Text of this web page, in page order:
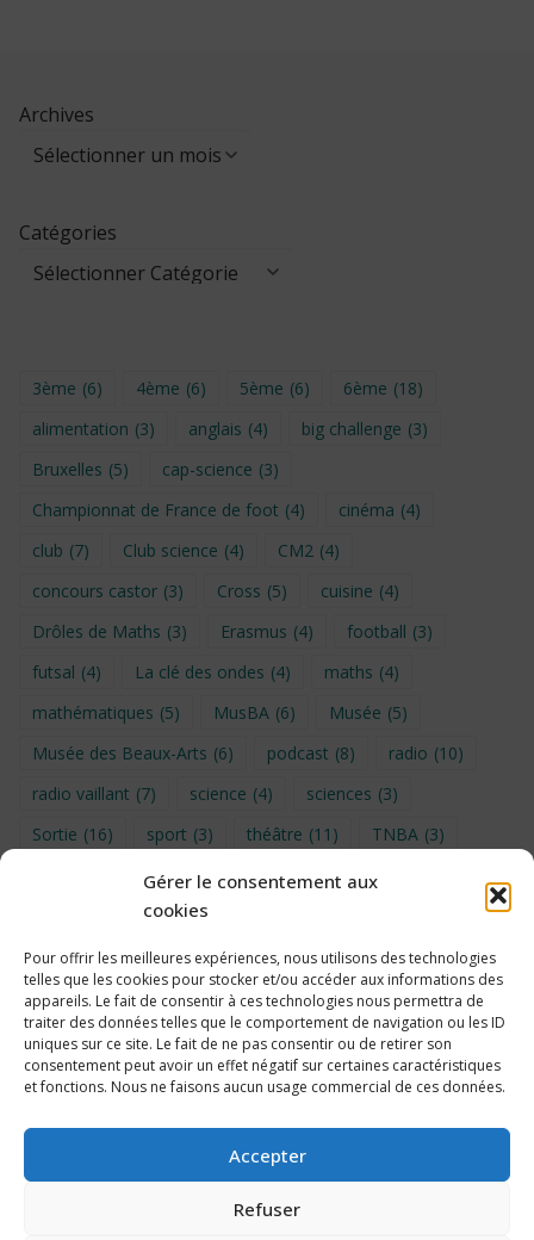
Gérer le consentement aux
cookies
Pour offrir les meilleures expériences, nous utilisons des technologies
telles que les cookies pour stocker et/ou accéder aux informations des
appareils. Le fait de consentir à ces technologies nous permettra de
traiter des données telles que le comportement de navigation ou les ID
uniques sur ce site. Le fait de ne pas consentir ou de retirer son
consentement peut avoir un effet négatif sur certaines caractéristiques
et fonctions. Nous ne faisons aucun usage commercial de ces données.
Accepter
Refuser
Archives
Catégories
3ème (6) 4ème (6) 5ème (6) 6ème (18)
alimentation (3) anglais (4) big challenge (3)
Bruxelles (5) cap-science (3)
Championnat de France de foot (4) cinéma (4)
club (7) Club science (4) CM2 (4)
concours castor (3) Cross (5) cuisine (4)
Drôles de Maths (3) Erasmus (4) football (3)
futsal (4) La clé des ondes (4) maths (4)
mathématiques (5) MusBA (6) Musée (5)
Musée des Beaux-Arts (6) podcast (8) radio (10)
radio vaillant (7) science (4) sciences (3)
Sortie (16) sport (3) théâtre (11) TNBA (3)
UNSS (9) upe2a (7) vidéo
Voyage en provence 2026
Voyage à Bruxelles 2024 (4) Wahid Chakib (4)
éco-délégués (7)
Politique de cookies